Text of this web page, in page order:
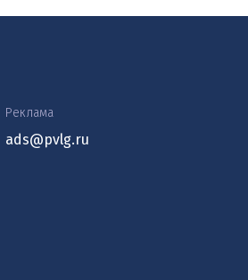
Реклама
ads@pvlg.ru